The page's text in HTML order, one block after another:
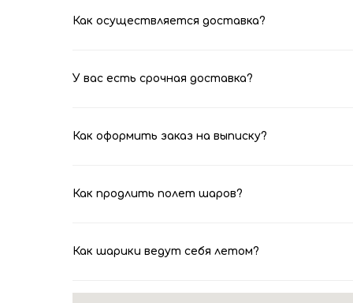
Как осуществляется доставка?
У вас есть срочная доставка?
Как оформить заказ на выписку?
Как продлить полет шаров?
Как шарики ведут себя летом?